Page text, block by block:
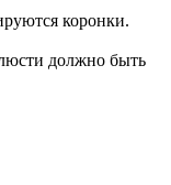
коронки.
должно быть